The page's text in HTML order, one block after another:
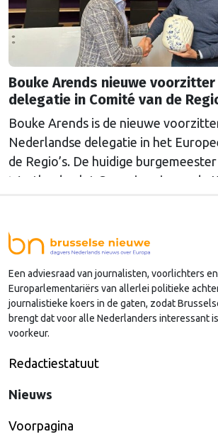
Bouke Arends nieuwe
delegatie in Comité van de
Bouke Arends is de nieuwe
Nederlandse delegatie in het
de Regio’s. De huidige
Westland volgt Commissaris van de
Nederlandse regio’s behoorlijk
lobby in Brussel, en dat komt vooral
Continued
Een adviesraad van journalisten, voorlichters
Europarlementariërs van allerlei politieke
journalistieke koers in de gaten, zodat
brengt dat voor alle Nederlanders interessant
voorkeur.
Redactiestatuut
Nieuws
Voorpagina